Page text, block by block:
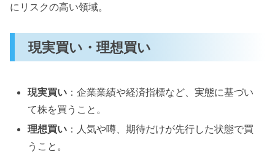
にリスクの高い領域。
現実買い・理想買い
現実買い ：企業業績や経済指標など、実態に基づい
て株を買うこと。
理想買い ：人気や噂、期待だけが先行した状態で買
うこと。